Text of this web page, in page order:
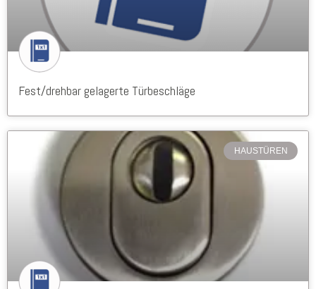
Fest/drehbar gelagerte Türbeschläge
HAUSTÜREN